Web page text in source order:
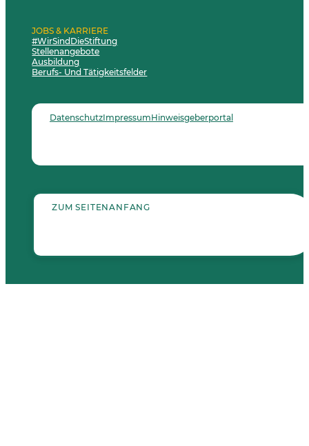
JOBS & KARRIERE
#WirSindDieStiftung
Stellenangebote
Ausbildung
Berufs- Und Tätigkeitsfelder
DatenschutzImpressumHinweisgeberportal
ZUM SEITENANFANG